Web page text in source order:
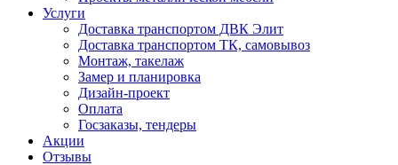
Услуги
Доставка транспортом ДВК Элит
Доставка транспортом ТК, самовывоз
Монтаж, такелаж
Замер и планировка
Дизайн-проект
Оплата
Госзаказы, тендеры
Акции
Отзывы